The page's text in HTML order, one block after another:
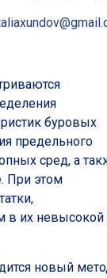
буровых
предельного
сред, а
При этом
в их невысокой
новый